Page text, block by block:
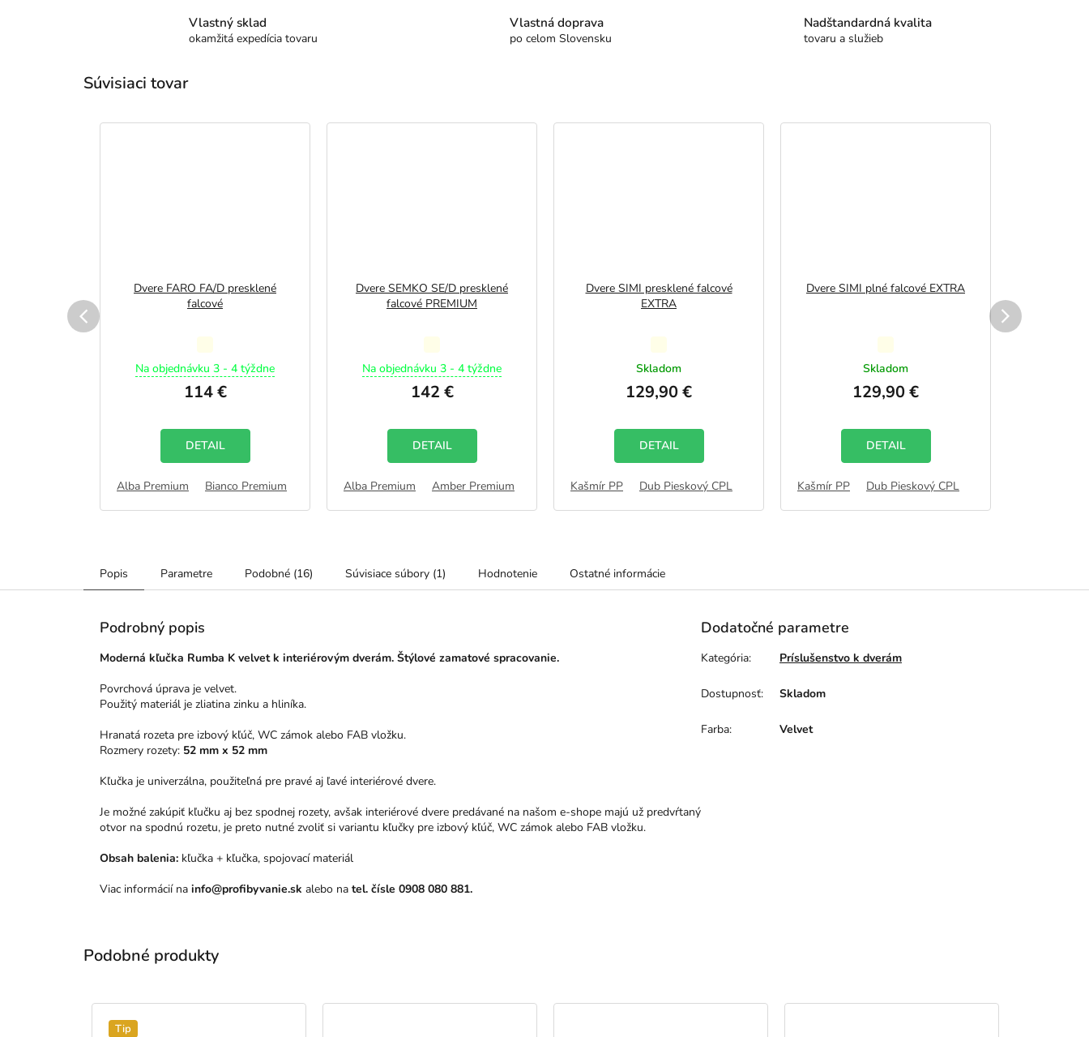
Vlastný sklad
okamžitá expedícia tovaru
Vlastná doprava
po celom Slovensku
Nadštandardná kvalita
tovaru a služieb
Súvisiaci tovar
Arctic Premium Bianco Premium Catania Premium Halifax Premium Lemon Premium Pinia Premium Silver Premium Somo Premium Tabaco Premium Trufla Premium
Dvere FARO FA/D presklené
falcové
hodnotenie
produktu
je
z
5
hviezdičiek.
Na objednávku 3 - 4 týždne
114 €
DETAIL
Alba Premium Bianco Premium Catania Premium Halifax Premium Wotan Premium
Dvere SEMKO SE/D presklené
falcové PREMIUM
hodnotenie
produktu
je
z
5
hviezdičiek.
Na objednávku 3 - 4 týždne
142 €
DETAIL
Alba Premium Amber Premium Arctic Premium Bianco Premium Catania Premium Halifax Premium Lemon Premium
Dvere SIMI presklené falcové
EXTRA
hodnotenie
produktu
je
z
5
hviezdičiek.
Skladom
129,90 €
DETAIL
Kašmír PP Dub Pieskový CPL
Dvere SIMI plné falcové EXTRA
hodnotenie
produktu
je
z
5
hviezdičiek.
Skladom
129,90 €
DETAIL
Kašmír PP Dub Pieskový CPL
Popis Parametre Podobné (16) Súvisiace súbory (1) Hodnotenie Ostatné informácie
Podrobný popis
Moderná kľučka Rumba K velvet k interiérovým dverám. Štýlové zamatové spracovanie.
Povrchová úprava je velvet.
Použitý materiál je zliatina zinku a hliníka.
Hranatá rozeta pre izbový kľúč, WC zámok alebo FAB vložku.
Rozmery rozety: 52 mm x 52 mm
Kľučka je univerzálna, použiteľná pre pravé aj ľavé interiérové dvere.
Je možné zakúpiť kľučku aj bez spodnej rozety, avšak interiérové dvere predávané na našom e-shope majú už predvŕtaný
otvor na spodnú rozetu, je preto nutné zvoliť si variantu kľučky pre izbový kľúč, WC zámok alebo FAB vložku.
Obsah balenia: kľučka + kľučka, spojovací materiál
Viac informácií na info@profibyvanie.sk alebo na tel. čísle 0908 080 881.
Dodatočné parametre
Kategória: Príslušenstvo k dverám
Dostupnosť: Skladom
Farba: Velvet
Tip